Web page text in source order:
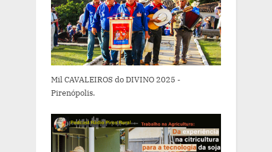
Mil CAVALEIROS do DIVINO 2025 -
Pirenópolis.